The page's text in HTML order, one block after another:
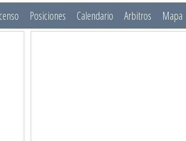
Posiciones Calendario Arbitros Mapa